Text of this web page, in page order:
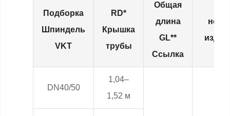
Подборка
Шпиндель
VKT
RD*
Крышка
трубы
Общая
длина
GL**
Ссылка
DN40/50
1,04–
1,52 м